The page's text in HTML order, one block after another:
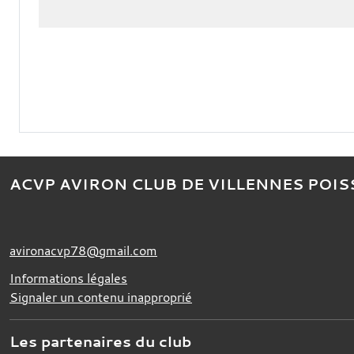
ACVP AVIRON CLUB DE VILLENNES
avironacvp78@gmail.com
Informations légales
Signaler un contenu inapproprié
Les partenaires du club